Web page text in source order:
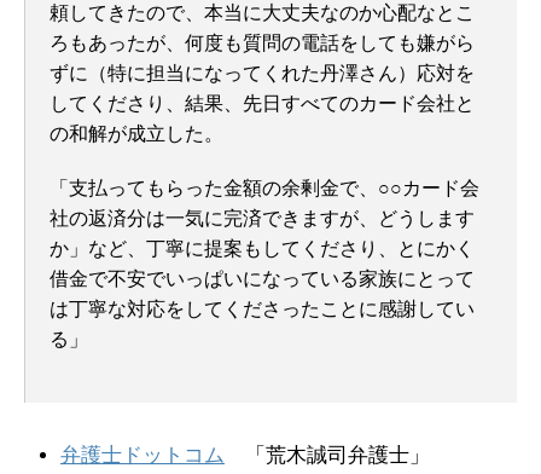
頼してきたので、本当に大丈夫なのか心配なとこ
ろもあったが、 何度も質問の電話をしても嫌がら
ずに（特に担当になってくれた丹澤さん）応対を
してくださり、結果、先日すべてのカード会社と
の和解が成立した。
「支払ってもらった金額の余剰金で、○○カード会
社の返済分は一気に完済できますが、どうします
か」など、丁寧に提案もしてくださり、とにかく
借金で不安でいっぱいになっている家族にとって
は丁寧な対応をしてくださったことに感謝してい
る」
弁護士ドットコム 「荒木誠司弁護士」